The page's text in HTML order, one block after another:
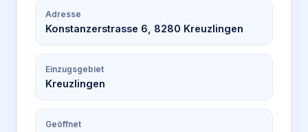
Adresse
Konstanzerstrasse 6, 8280 Kreuzlingen
Einzugsgebiet
Kreuzlingen
Geöffnet